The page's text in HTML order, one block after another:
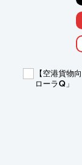
*   倉庫内での
*   ピッキング
*   食品、薬品
*   誤配送の削減
*   生産性の向上
【空港貨物
ローラQ」